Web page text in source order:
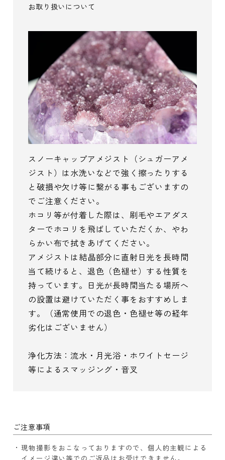
お取り扱いについて
スノーキャップアメジスト（シュガーアメ
ジスト）は水洗いなどで強く擦ったりする
と破損や欠け等に繋がる事もございますの
でご注意ください。
ホコリ等が付着した際は、刷毛やエアダス
ターでホコリを飛ばしていただくか、やわ
らかい布で拭きあげてください。
アメジストは結晶部分に直射日光を長時間
当て続けると、退色（色褪せ）する性質を
持っています。日光が長時間当たる場所へ
の設置は避けていただく事をおすすめしま
す。（通常使用での退色・色褪せ等の経年
劣化はございません）
浄化方法：流水・月光浴・ホワイトセージ
等によるスマッジング・音叉
ご注意事項
現物撮影をおこなっておりますので、個人的主観による